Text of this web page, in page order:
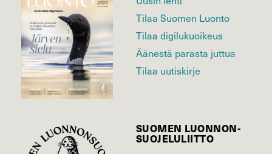
Tilaa Suomen Luonto
Tilaa digilukuoikeus
Äänestä parasta juttua
Tilaa uutiskirje
SUOMEN LUONNON­
SUOJELU­LIITTO